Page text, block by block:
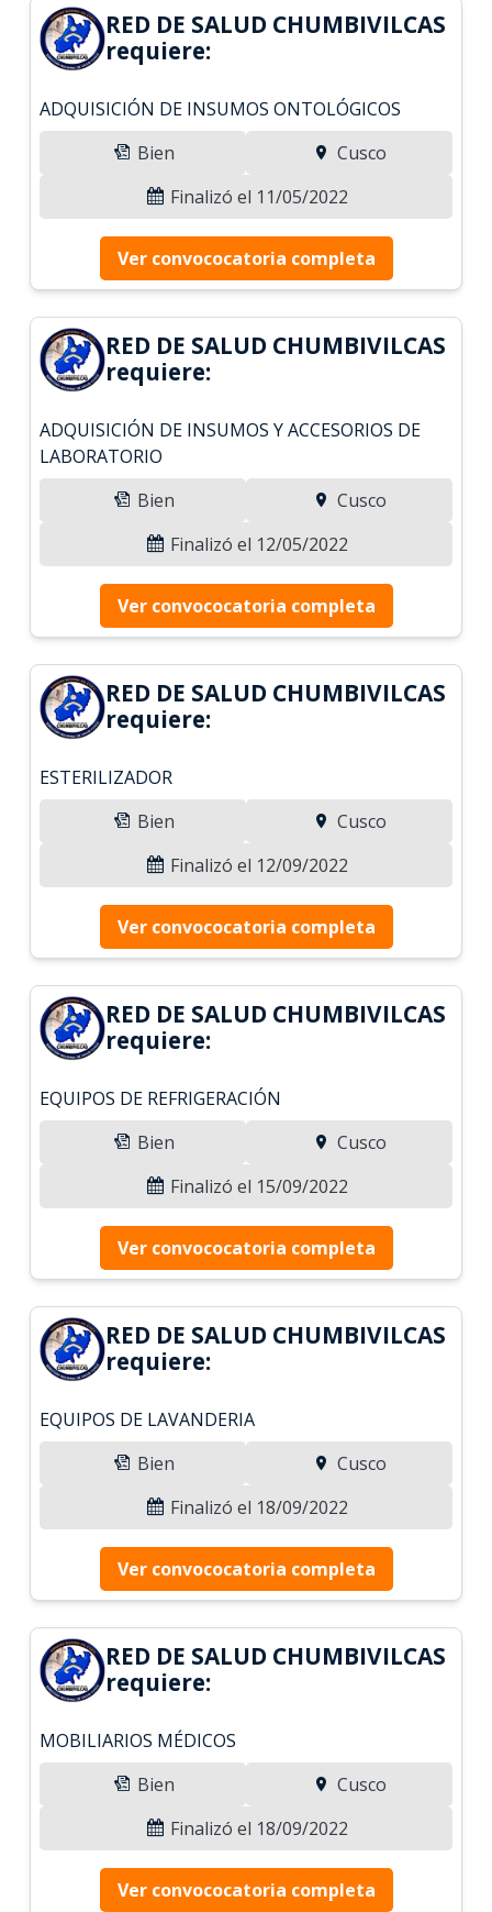
RED DE SALUD CHUMBIVILCAS
requiere:
ADQUISICIÓN DE INSUMOS ONTOLÓGICOS
Bien
Cusco
Finalizó el 11/05/2022
Ver convococatoria completa
RED DE SALUD CHUMBIVILCAS
requiere:
ADQUISICIÓN DE INSUMOS Y ACCESORIOS DE
LABORATORIO
Bien
Cusco
Finalizó el 12/05/2022
Ver convococatoria completa
RED DE SALUD CHUMBIVILCAS
requiere:
ESTERILIZADOR
Bien
Cusco
Finalizó el 12/09/2022
Ver convococatoria completa
RED DE SALUD CHUMBIVILCAS
requiere:
EQUIPOS DE REFRIGERACIÓN
Bien
Cusco
Finalizó el 15/09/2022
Ver convococatoria completa
RED DE SALUD CHUMBIVILCAS
requiere:
EQUIPOS DE LAVANDERIA
Bien
Cusco
Finalizó el 18/09/2022
Ver convococatoria completa
RED DE SALUD CHUMBIVILCAS
requiere:
MOBILIARIOS MÉDICOS
Bien
Cusco
Finalizó el 18/09/2022
Ver convococatoria completa